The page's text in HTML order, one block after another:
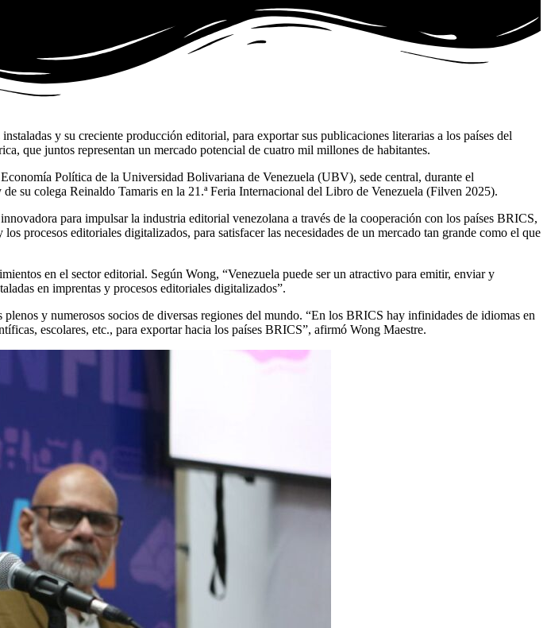
y su creciente producción editorial, para exportar sus publicaciones literarias a los países del
que juntos representan un mercado potencial de cuatro mil millones de habitantes.
Política de la Universidad Bolivariana de Venezuela (UBV), sede central, durante el
su colega Reinaldo Tamaris en la 21.ª Feria Internacional del Libro de Venezuela (Filven 2025).
para impulsar la industria editorial venezolana a través de la cooperación con los países BRICS,
procesos editoriales digitalizados, para satisfacer las necesidades de un mercado tan grande como el que
en el sector editorial. Según Wong, “Venezuela puede ser un atractivo para emitir, enviar y
en imprentas y procesos editoriales digitalizados”.
y numerosos socios de diversas regiones del mundo. “En los BRICS hay infinidades de idiomas en
escolares, etc., para exportar hacia los países BRICS”, afirmó Wong Maestre.